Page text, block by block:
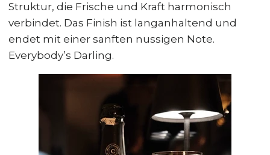
Struktur, die Frische und Kraft harmonisch
verbindet. Das Finish ist langanhaltend und
endet mit einer sanften nussigen Note.
Everybody’s Darling.